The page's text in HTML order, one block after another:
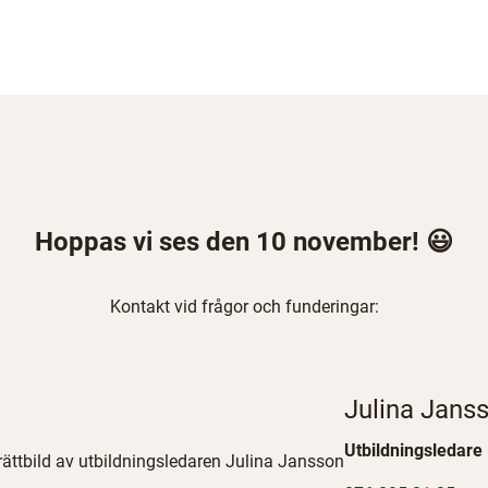
Hoppas vi ses den 10 november! 😃
Kontakt vid frågor och funderingar:
Julina
Utbildningsledare